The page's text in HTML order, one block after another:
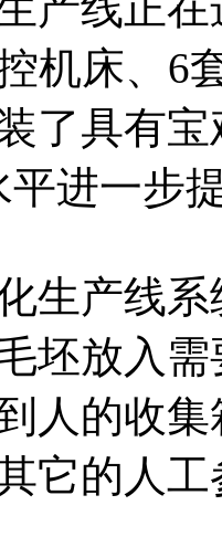
机床、6
了具有
平进一步
产线系
坯放入
人的收
它的人